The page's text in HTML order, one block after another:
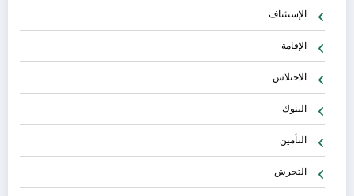
الإستئناف
الإقامة
الاختلاس
البنوك
التأمين
التحرش